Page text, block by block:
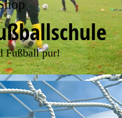
Fußball pur!